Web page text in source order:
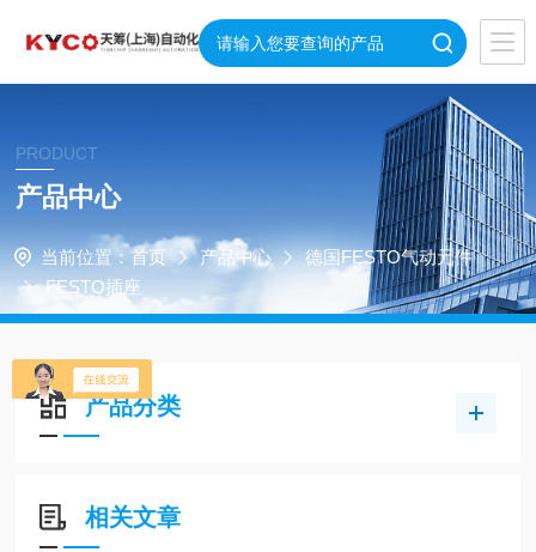
PRODUCT
产品中心
当前位置： 首页 产品中心
德国FESTO气动元件
FESTO插座
产品分类
相关文章